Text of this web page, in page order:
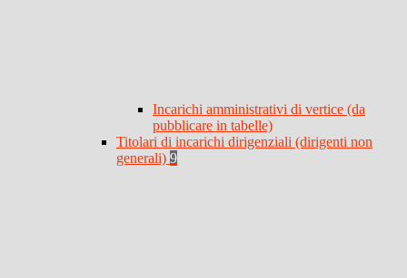
Incarichi amministrativi di vertice (da
pubblicare in tabelle)
Titolari di incarichi dirigenziali (dirigenti non
generali) 9